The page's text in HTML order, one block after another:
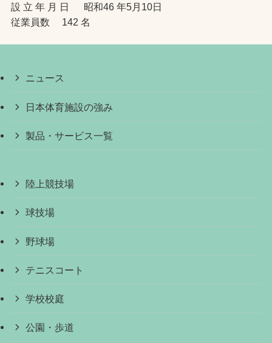
設 立 年 月 日 昭和46 年5月10日
従業員数 142 名
ニュース
日本体育施設の強み
製品・サービス一覧
陸上競技場
球技場
野球場
テニスコート
学校校庭
公園・歩道